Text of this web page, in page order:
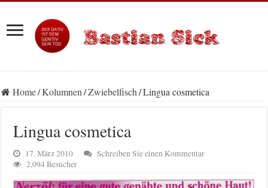
Home/Kolumnen/Zwiebelfisch/Lingua cosmetica
Lingua cosmetica
17. März 2010
Schreiben Sie einen Kommentar
2,094 Besucher